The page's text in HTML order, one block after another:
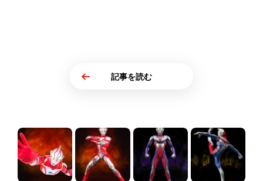
記事を読む